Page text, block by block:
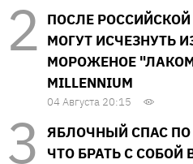
ПОСЛЕ
МОГУТ ИСЧЕЗНУТЬ
МОРОЖЕНОЕ
MILLENNIUM
04 Августа 20:15
ЯБЛОЧНЫЙ СПАС
ЧТО БРАТЬ С СОБОЙ